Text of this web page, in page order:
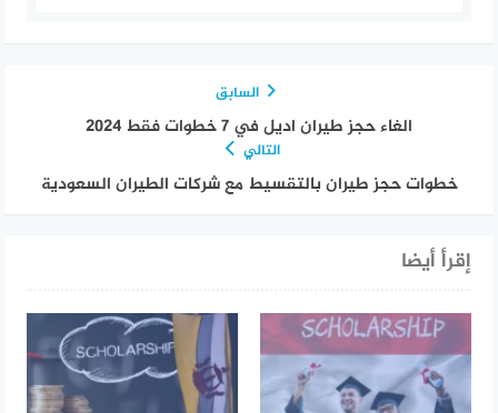
السابق
الغاء حجز طيران اديل في 7 خطوات فقط 2024
التالي
خطوات حجز طيران بالتقسيط مع شركات الطيران السعودية
إقرأ أيضا